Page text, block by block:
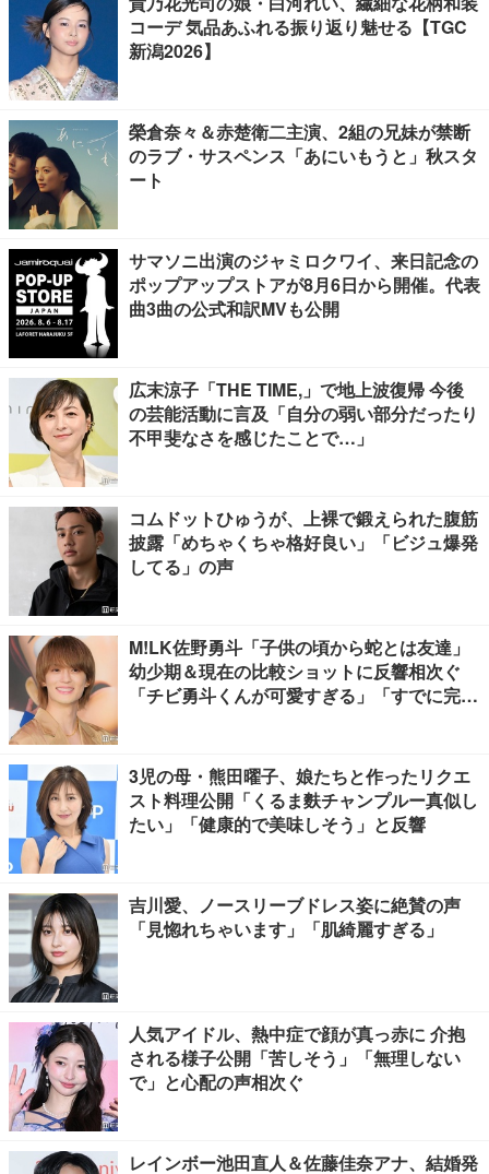
コーデ 気品あふれる振り返り魅せる【TGC
新潟2026】
榮倉奈々＆赤楚衛二主演、2組の兄妹が禁断
のラブ・サスペンス「あにいもうと」秋スタ
ート
サマソニ出演のジャミロクワイ、来日記念の
ポップアップストアが8月6日から開催。代表
曲3曲の公式和訳MVも公開
広末涼子「THE TIME,」で地上波復帰 今後
の芸能活動に言及「自分の弱い部分だったり
不甲斐なさを感じたことで…」
コムドットひゅうが、上裸で鍛えられた腹筋
披露「めちゃくちゃ格好良い」「ビジュ爆発
してる」の声
M!LK佐野勇斗「子供の頃から蛇とは友達」
幼少期＆現在の比較ショットに反響相次ぐ
「チビ勇斗くんが可愛すぎる」「すでに完成
3児の母・熊田曜子、娘たちと作ったリクエ
スト料理公開「くるま麩チャンプルー真似し
たい」「健康的で美味しそう」と反響
吉川愛、ノースリーブドレス姿に絶賛の声
「見惚れちゃいます」「肌綺麗すぎる」
人気アイドル、熱中症で顔が真っ赤に 介抱
される様子公開「苦しそう」「無理しない
で」と心配の声相次ぐ
レインボー池田直人＆佐藤佳奈アナ、結婚発